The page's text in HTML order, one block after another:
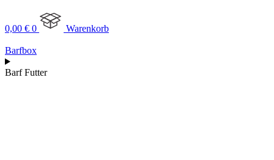
0,00 € 0 Warenkorb
Barfbox
Barf Futter